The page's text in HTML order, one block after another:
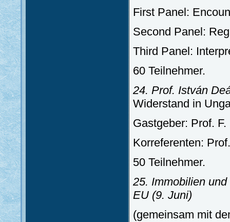
First Panel:
Second Panel:
Third Panel:
60 Teilnehmer.
24. Prof. István
Widerstand in
Gastgeber: Prof.
Korreferenten:
50 Teilnehmer.
25. Immobilien
EU (9. Juni)
(gemeinsam mit